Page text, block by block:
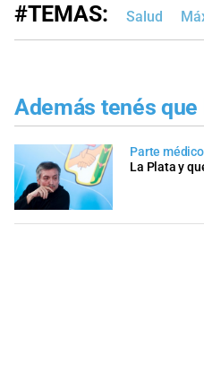
#TEMAS: Salud
Además tenés que
Parte médico
La Plata y